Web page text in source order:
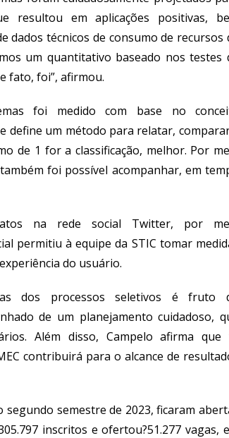
resultou em aplicações positivas,
dados técnicos de consumo de recursos
um quantitativo baseado nos testes
fato, foi”, afirmou.
foi medidocom base no
define um método para relatar,
de 1 for a classificação, melhor. Por
tambémfoi possível acompanhar, em
na rede social Twitter, por
permitiu à equipe da STIC tomar
do usuário.
dos processos seletivos é fruto
de um planejamento cuidadoso,
. Além disso, Campelo afirma que
contribuirá para o alcance de
semestre de 2023, ficaram
inscritos e ofertou?51.277 vagas,